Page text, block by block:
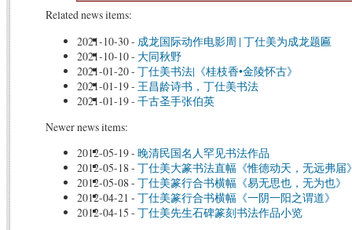
Related news items:
2021-10-30- 成龙国际动作电影周 | 丁仕美为成龙题匾
2021-10-10- 大同秋野
2021-01-20- 丁仕美书法|《桂枝香•金陵怀古》
2021-01-19- 王昌龄诗书，丁仕美书法
2021-01-19- 千古圣手张伯英
Newer news items:
2012-05-19- 晚清民国名人罕见书法作品
2012-05-18 - 丁仕美大篆书法直幅《惟德动天，无远弗届
2012-05-08 - 丁仕美篆行合书横幅《易无思也，无为也》
2012-04-21 - 丁仕美篆行合书横幅《一阴一阳之谓道》
2012-04-15 - 丁仕美先生石碑篆刻书法作品小览